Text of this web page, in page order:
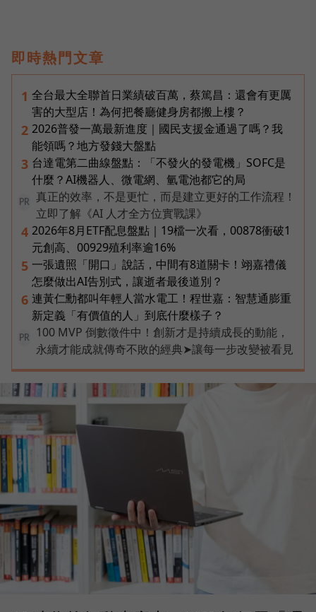
即時熱門文章
1 全台最大全聯首日業績破百萬，蔡篤昌：還會有更厲
害的大型店！為何把餐廳健身房都搬上樓？
2 2026普發一萬最新進度｜國民支援金通過了嗎？我
能領嗎？地方發錢大盤點
3 台達電第二曲線盤點：「不發火的發電機」SOFC是
什麼？AI機器人、微電網、氫電池都它的局
PR
真正的效率，不是更忙，而是建立更好的工作流程！
立即了解《AI 人才全方位實戰課》
4 2026年8月ETF配息盤點｜19檔一次看，00878衝破1
元創高、00929殖利率逾16%
5 一張遺照「開口」說話，中間有8道關卡！翊嘉禮儀
怎麼做出AI告別式，讓逝者最後道別？
6 連黃仁勳都叫年輕人當水電工！程世嘉：智慧通膨重
新定義「有價值的人」到底什麼樣子？
PR
100 MVP 倒數徵件中！創新才是持續成長的動能，
永續才能成就傳奇不敗的經典➤讓每一步改變被看見